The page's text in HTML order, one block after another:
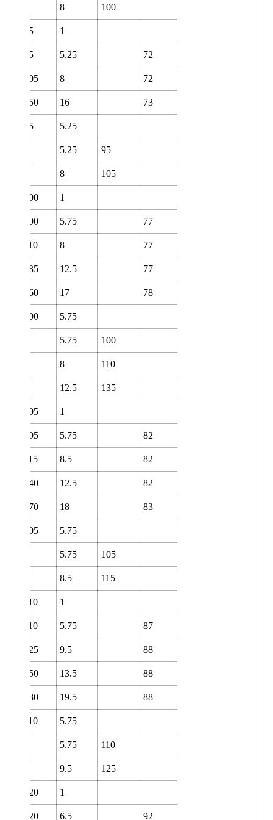
8 100
95 1
95 5.25 72
105 8 72
150 16 73
95 5.25
5.25 95
8 105
100 1
100 5.75 77
110 8 77
135 12.5 77
160 17 78
100 5.75
5.75 100
8 110
12.5 135
105 1
105 5.75 82
115 8.5 82
140 12.5 82
170 18 83
105 5.75
5.75 105
8.5 115
110 1
110 5.75 87
125 9.5 88
150 13.5 88
180 19.5 88
110 5.75
5.75 110
9.5 125
120 1
120 6.5 92